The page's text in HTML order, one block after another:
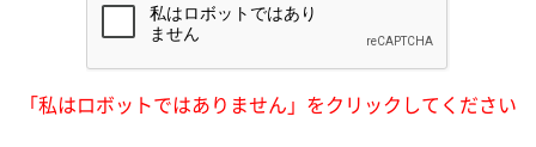
「私はロボットではありません」をクリックしてください